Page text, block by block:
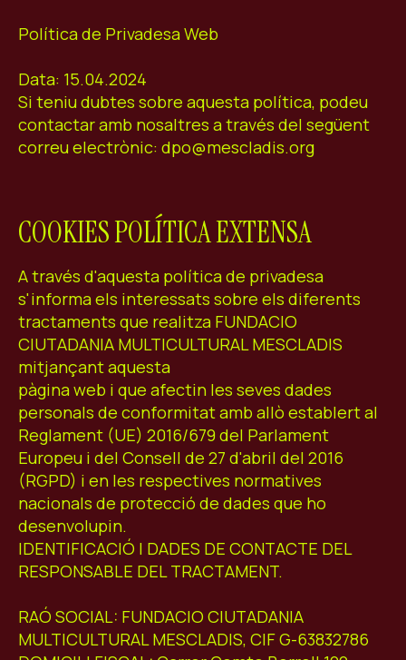
Política de Privadesa Web
Data: 15.04.2024
Si teniu dubtes sobre aquesta política, podeu
contactar amb nosaltres a través del següent
correu electrònic: dpo@mescladis.org
COOKIES POLÍTICA EXTENSA
A través d'aquesta política de privadesa
s'informa els interessats sobre els diferents
tractaments que realitza FUNDACIO
CIUTADANIA MULTICULTURAL MESCLADIS
mitjançant aquesta
pàgina web i que afectin les seves dades
personals de conformitat amb allò establert al
Reglament (UE) 2016/679 del Parlament
Europeu i del Consell de 27 d'abril del 2016
(RGPD) i en les respectives normatives
nacionals de protecció de dades que ho
desenvolupin.
IDENTIFICACIÓ I DADES DE CONTACTE DEL
RESPONSABLE DEL TRACTAMENT.
RAÓ SOCIAL: FUNDACIO CIUTADANIA
MULTICULTURAL MESCLADIS, CIF G-63832786